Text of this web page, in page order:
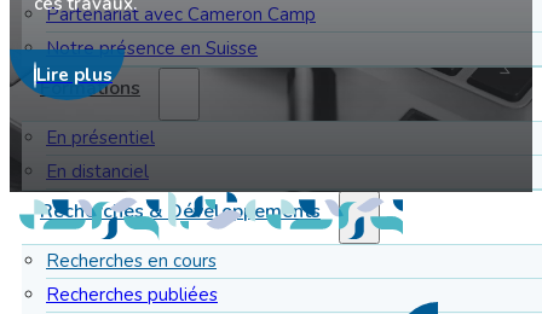
Partenariat avec Cameron Camp
Notre présence en Suisse
Formations
En présentiel
En distanciel
Recherches & Développements
Recherches en cours
Recherches publiées
Lire plus